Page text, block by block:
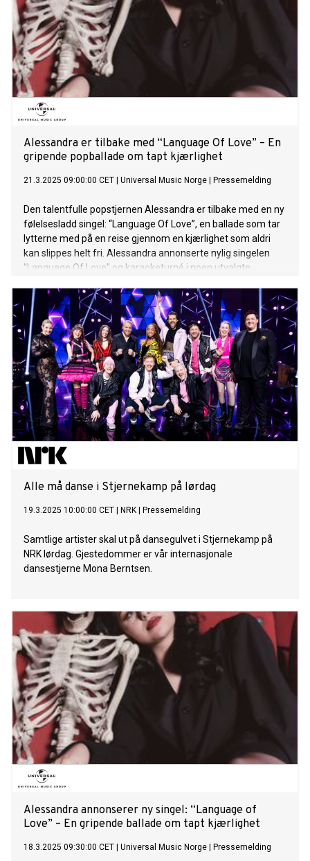
“Non Stop er som søsteren til Language of Love, de er veldig
ulike i lydbilde og tempo, men har begge klassiske
elementer i produksjonen og melodiene som jeg er veldig
glad i bruke – det minner meg om Italia!” Låten er laget
sammen med Anders Nilsen, Mathias Nilsen og Lise Reppe,
og Alessandra kan melde at det umiddelbart oppstod kjemi
med gjengen hun nå elsker å jobbe med: “Da vi gikk inn i
studio var det en
Alessandra er tilbake med “Language Of Love” – En
gripende popballade om tapt kjærlighet
21.3.2025 09:00:00 CET Universal Music Norge Pressemelding
Den talentfulle popstjernen Alessandra er tilbake med en ny
følelsesladd singel: “Language Of Love”, en ballade som tar
lytterne med på en reise gjennom en kjærlighet som aldri
kan slippes helt fri. Alessandra annonserte nylig singelen
"Language Of Love" og karaoketurné i noen utvalgte
engasjement hos Alessandras fans, med over 1200
forhåndslagringer av låten og 6000 medlemmer
av nyhetsbrevet til Alessandra. Du finner også Alessandra i
ukens episode av Ylvis mot Ylvis på TV2. “‘Language Of Love’
handler om den intense følelsen av en kjærlighet du aldri
klarer å slippe taket på – en kjærlighet som er død, men som
fortsatt lever i deg. Det er et menneske som vil ha en plass i
hjertet ditt for alltid,” forklarer Alessandra. Hun spør: “Hvor
mange ganger, og på hvor mange måter må jeg fortelle at
jeg elsker deg?” – et uttrykk for en uendelig lengsel etter å
forstå og redde en kjærlighet som er tapt. Etter nesten fire
år i Norge, forteller A
Alle må danse i Stjernekamp på lørdag
19.3.2025 10:00:00 CET NRK Pressemelding
Samtlige artister skal ut på dansegulvet i Stjernekamp på
NRK lørdag. Gjestedommer er vår internasjonale
dansestjerne Mona Berntsen.
Alessandra annonserer ny singel: “Language of
Love” – En gripende ballade om tapt kjærlighet
18.3.2025 09:30:00 CET Universal Music Norge Pressemelding